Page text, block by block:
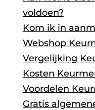
voldoen?
Kom ik in
Webshop
Vergelijking
Kosten
Voordelen
Gratis